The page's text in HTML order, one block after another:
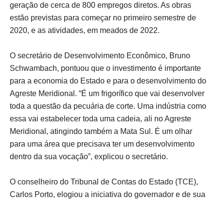
geração de cerca de 800 empregos diretos. As obras
estão previstas para começar no primeiro semestre de
2020, e as atividades, em meados de 2022.
O secretário de Desenvolvimento Econômico, Bruno
Schwambach, pontuou que o investimento é importante
para a economia do Estado e para o desenvolvimento do
Agreste Meridional. “É um frigorífico que vai desenvolver
toda a questão da pecuária de corte. Uma indústria como
essa vai estabelecer toda uma cadeia, ali no Agreste
Meridional, atingindo também a Mata Sul. É um olhar
para uma área que precisava ter um desenvolvimento
dentro da sua vocação”, explicou o secretário.
O conselheiro do Tribunal de Contas do Estado (TCE),
Carlos Porto, elogiou a iniciativa do governador e de sua